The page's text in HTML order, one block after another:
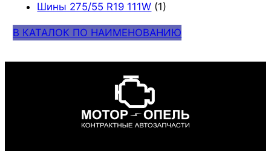
Шины 275/55 R19 111W (1)
В КАТАЛОК ПО НАИМЕНОВАНИЮ